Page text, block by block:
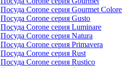
Посуда Corone серия Gourmet Colore
Посуда Corone серия Gusto
Посуда Corone серия Luminare
Посуда Corone серия Natura
Посуда Corone серия Primavera
Посуда Corone серия Rust
Посуда Corone серия Rustico